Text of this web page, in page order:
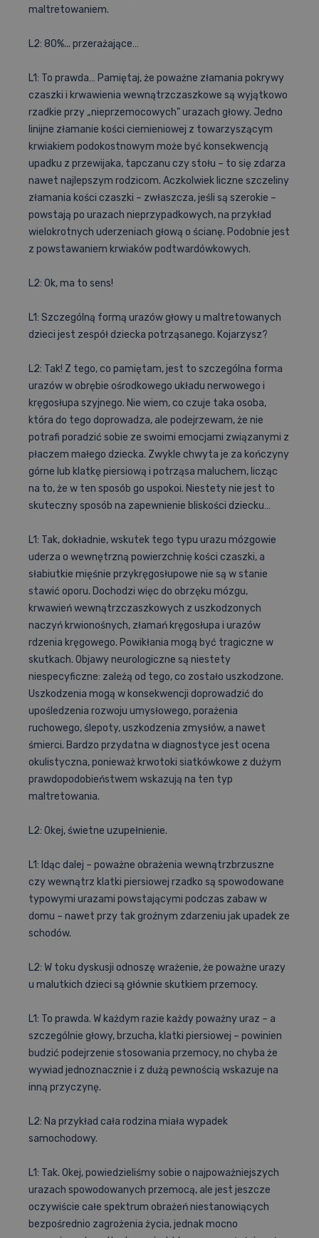
maltretowaniem.
L2: 80%... przerażające…
L1: To prawda… Pamiętaj, że poważne złamania pokrywy
czaszki i krwawienia wewnątrzczaszkowe są wyjątkowo
rzadkie przy „nieprzemocowych" urazach głowy. Jedno
linijne złamanie kości ciemieniowej z towarzyszącym
krwiakiem podokostnowym może być konsekwencją
upadku z przewijaka, tapczanu czy stołu – to się zdarza
nawet najlepszym rodzicom. Aczkolwiek liczne szczeliny
złamania kości czaszki – zwłaszcza, jeśli są szerokie –
powstają po urazach nieprzypadkowych, na przykład
wielokrotnych uderzeniach głową o ścianę. Podobnie jest
z powstawaniem krwiaków podtwardówkowych.
L2: Ok, ma to sens!
L1: Szczególną formą urazów głowy u maltretowanych
dzieci jest zespół dziecka potrząsanego. Kojarzysz?
L2: Tak! Z tego, co pamiętam, jest to szczególna forma
urazów w obrębie ośrodkowego układu nerwowego i
kręgosłupa szyjnego. Nie wiem, co czuje taka osoba,
która do tego doprowadza, ale podejrzewam, że nie
potrafi poradzić sobie ze swoimi emocjami związanymi z
płaczem małego dziecka. Zwykle chwyta je za kończyny
górne lub klatkę piersiową i potrząsa maluchem, licząc
na to, że w ten sposób go uspokoi. Niestety nie jest to
skuteczny sposób na zapewnienie bliskości dziecku…
L1: Tak, dokładnie, wskutek tego typu urazu mózgowie
uderza o wewnętrzną powierzchnię kości czaszki, a
słabiutkie mięśnie przykręgosłupowe nie są w stanie
stawić oporu. Dochodzi więc do obrzęku mózgu,
krwawień wewnątrzczaszkowych z uszkodzonych
naczyń krwionośnych, złamań kręgosłupa i urazów
rdzenia kręgowego. Powikłania mogą być tragiczne w
skutkach. Objawy neurologiczne są niestety
niespecyficzne: zależą od tego, co zostało uszkodzone.
Uszkodzenia mogą w konsekwencji doprowadzić do
upośledzenia rozwoju umysłowego, porażenia
ruchowego, ślepoty, uszkodzenia zmysłów, a nawet
śmierci. Bardzo przydatna w diagnostyce jest ocena
okulistyczna, ponieważ krwotoki siatkówkowe z dużym
prawdopodobieństwem wskazują na ten typ
maltretowania.
L2: Okej, świetne uzupełnienie.
L1: Idąc dalej – poważne obrażenia wewnątrzbrzuszne
czy wewnątrz klatki piersiowej rzadko są spowodowane
typowymi urazami powstającymi podczas zabaw w
domu – nawet przy tak groźnym zdarzeniu jak upadek ze
schodów.
L2: W toku dyskusji odnoszę wrażenie, że poważne urazy
u malutkich dzieci są głównie skutkiem przemocy.
L1: To prawda. W każdym razie każdy poważny uraz – a
szczególnie głowy, brzucha, klatki piersiowej – powinien
budzić podejrzenie stosowania przemocy, no chyba że
wywiad jednoznacznie i z dużą pewnością wskazuje na
inną przyczynę.
L2: Na przykład cała rodzina miała wypadek
samochodowy.
L1: Tak. Okej, powiedzieliśmy sobie o najpoważniejszych
urazach spowodowanych przemocą, ale jest jeszcze
oczywiście całe spektrum obrażeń niestanowiących
bezpośrednio zagrożenia życia, jednak mocno